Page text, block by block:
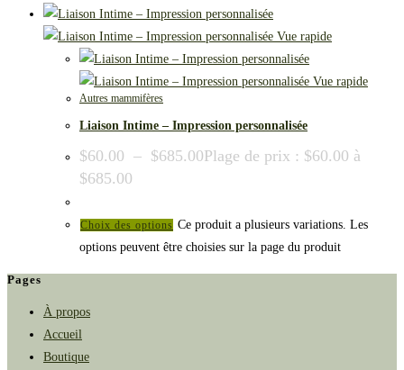
Vue rapide
Vue rapide
Autres mammifères
Liaison Intime – Impression personnalisée
$60.00 – $685.00Plage de prix : $60.00 à
$685.00
Choix des options Ce produit a plusieurs variations. Les
options peuvent être choisies sur la page du produit
Pages
À propos
Accueil
Boutique